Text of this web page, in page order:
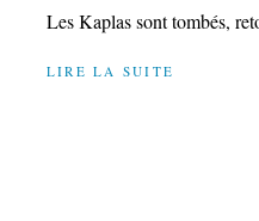
Les Kaplas sont tombés,
LIRE LA SUITE